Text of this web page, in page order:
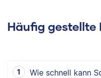
Häufig gestellte
Wie schnell kann